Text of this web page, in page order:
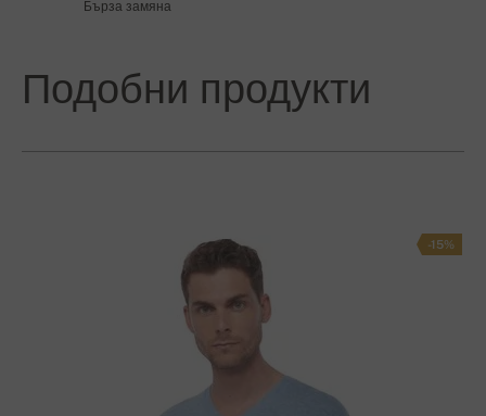
Бърза замяна
Подобни продукти
-15%